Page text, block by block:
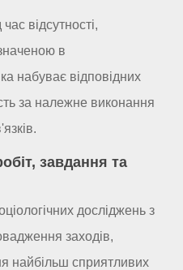
відсутності,
в
набуває відповідних
за належне виконання
завдання та
досліджень з
заходів,
найбільш сприятливих